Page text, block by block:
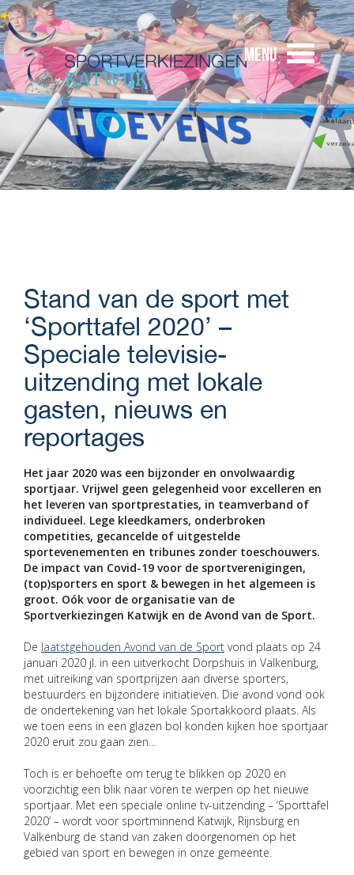
Menu
Stand van de sport met
‘Sporttafel 2020’ –
Speciale televisie-
uitzending met lokale
gasten, nieuws en
reportages
Het jaar 2020 was een bijzonder en onvolwaardig
sportjaar. Vrijwel geen gelegenheid voor excelleren en
het leveren van sportprestaties, in teamverband of
individueel. Lege kleedkamers, onderbroken
competities, gecancelde of uitgestelde
sportevenementen en tribunes zonder toeschouwers.
De impact van Covid-19 voor de sportverenigingen,
(top)sporters en sport & bewegen in het algemeen is
groot. Oók voor de organisatie van de
Sportverkiezingen Katwijk en de Avond van de Sport.
De laatstgehouden Avond van de Sport vond plaats op 24
januari 2020 jl. in een uitverkocht Dorpshuis in Valkenburg,
met uitreiking van sportprijzen aan diverse sporters,
bestuurders en bijzondere initiatieven. Die avond vond ook
de ondertekening van het lokale Sportakkoord plaats. Als
we toen eens in een glazen bol konden kijken hoe sportjaar
2020 eruit zou gaan zien…
Toch is er behoefte om terug te blikken op 2020 en
voorzichtig een blik naar voren te werpen op het nieuwe
sportjaar. Met een speciale online tv-uitzending – ‘Sporttafel
2020’ – wordt voor sportminnend Katwijk, Rijnsburg en
Valkenburg de stand van zaken doorgenomen op het
gebied van sport en bewegen in onze gemeente.